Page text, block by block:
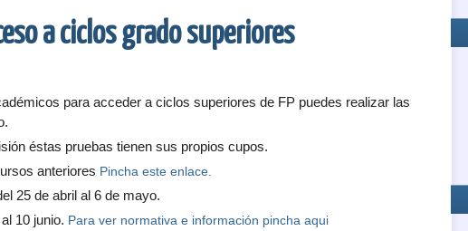
a ciclos grado superiores
para acceder a ciclos superiores de FP puedes realizar las
éstas pruebas tienen sus propios cupos.
anteriores Pincha este enlace.
25 de abril al 6 de mayo.
10 junio. Para ver normativa e información pincha aqui